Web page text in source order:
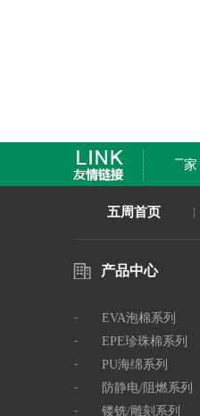
ATE自动分拣流水线厂家
五周首页
产品中心
EVA泡棉系列
EPE珍珠棉系列
PU海绵系列
防静电/阻燃系列
镂铣/雕刻系列